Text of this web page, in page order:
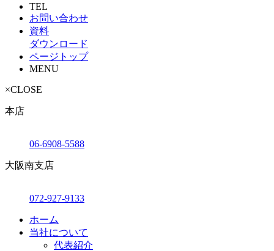
TEL
お問い合わせ
資料
ダウンロード
ページトップ
MENU
×CLOSE
本店
06-6908-5588
大阪南支店
072-927-9133
ホーム
当社について
代表紹介